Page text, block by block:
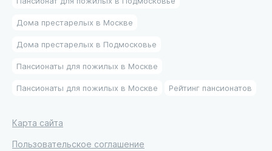
Дома престарелых в Москве
Дома престарелых в Подмосковье
Пансионаты для пожилых в Москве
Пансионаты для пожилых в Москве Рейтинг пансионатов
Карта сайта
Пользовательское соглашение